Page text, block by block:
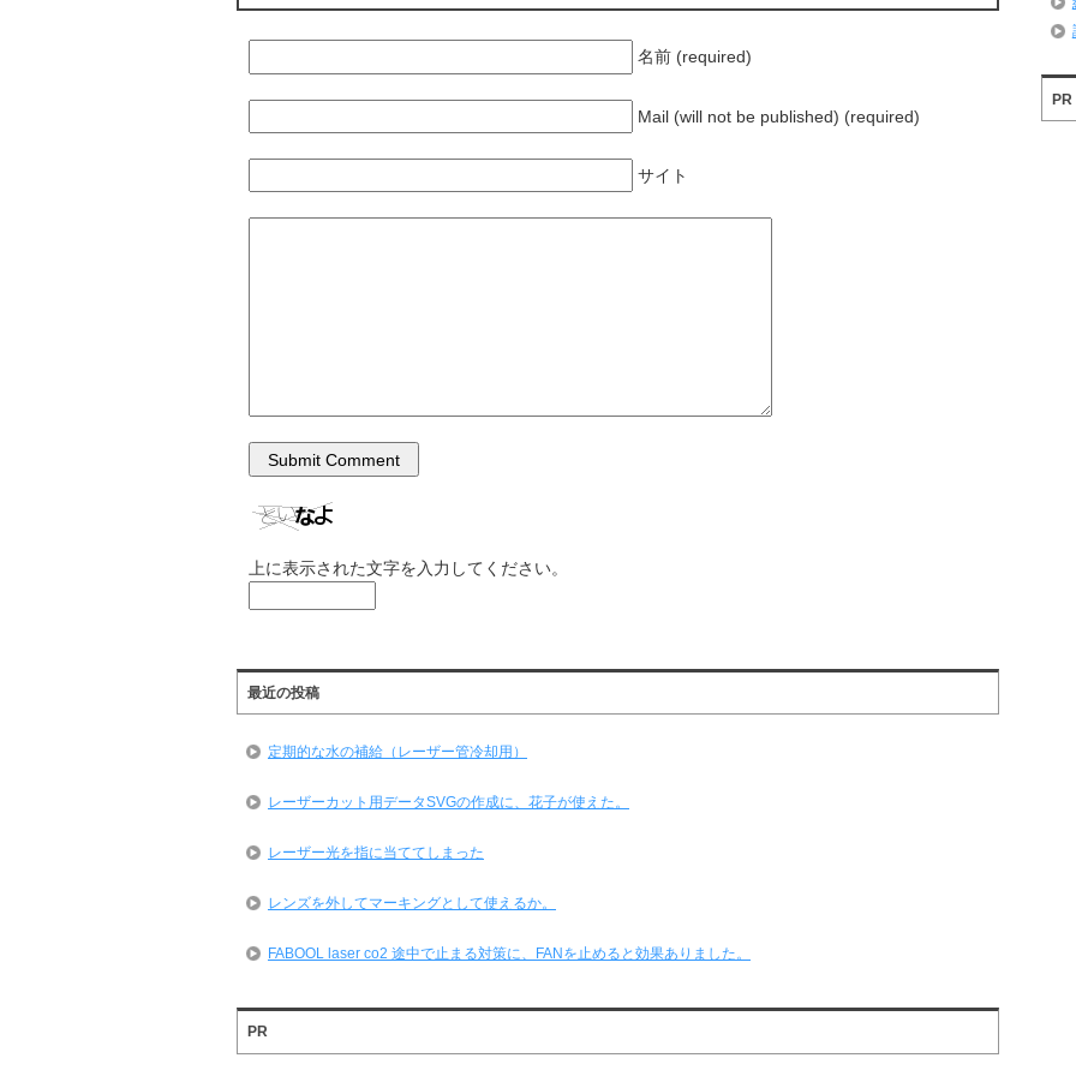
名前 (required)
Mail (will not be published) (required)
サイト
上に表示された文字を入力してください。
最近の投稿
定期的な水の補給（レーザー管冷却用）
レーザーカット用データSVGの作成に、花子が使えた。
レーザー光を指に当ててしまった
レンズを外してマーキングとして使えるか。
FABOOL laser co2 途中で止まる対策に、FANを止めると効果ありました。
PR
PR